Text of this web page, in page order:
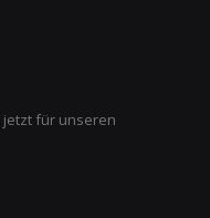
jetzt für unseren